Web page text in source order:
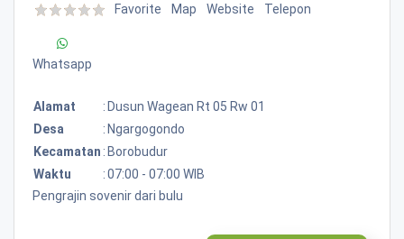
Favorite Map Website Telepon
Whatsapp
Alamat : Dusun Wagean Rt 05 Rw 01
Desa
: Ngargogondo
Kecamatan : Borobudur
Waktu
:07:00 - 07:00 WIB
Pengrajin sovenir dari bulu